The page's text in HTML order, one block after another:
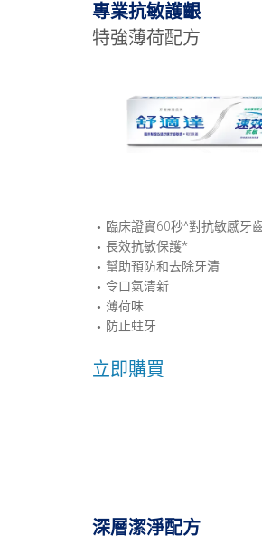
專業抗敏護齦
特強薄荷配方
臨床證實60秒^對抗敏感牙
長效抗敏保護*
幫助預防和去除牙漬
令口氣清新
薄荷味
防止蛀牙
立即購買
深層潔淨配方